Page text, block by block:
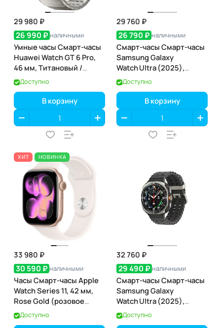
29 980 ₽
26 990 ₽ наличными
Умные часы Смарт-часы
Huawei Watch GT 6 Pro,
46 мм, Титановый /
Titanium
Доступно
В корзину
29 760 ₽
26 790 ₽ наличными
Смарт-часы Смарт-часы
Samsung Galaxy
Watch Ultra (2025),
Titanium Blue (титановый
синий)
Доступно
В корзину
ХИТ НОВИНКА
33 980 ₽
30 590 ₽ наличными
Часы Смарт-часы Apple
Watch Series 11, 42 мм,
Rose Gold (розовое
золото), GPS
Доступно
32 760 ₽
29 490 ₽ наличными
Смарт-часы Смарт-часы
Samsung Galaxy
Watch Ultra (2025),
Titanium Gray
(титановый серый)
Доступно